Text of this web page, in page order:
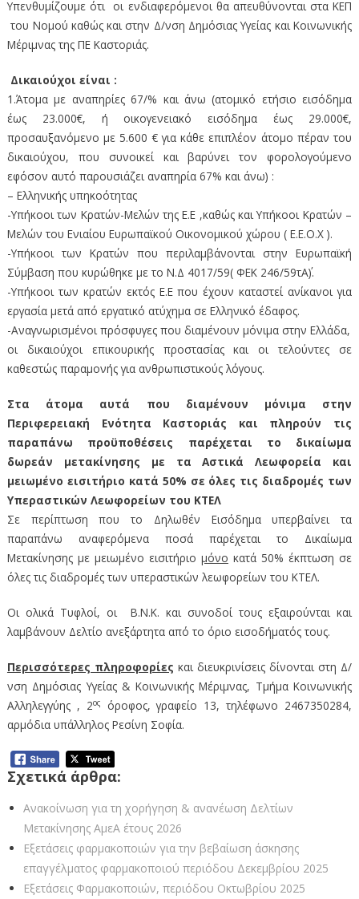
Υπενθυμίζουμε ότι οι ενδιαφερόμενοι θα απευθύνονται στα ΚΕΠ
του Νομού καθώς και στην Δ/νση Δημόσιας Υγείας και Κοινωνικής
Μέριμνας της ΠΕ Καστοριάς.
Δικαιούχοι είναι :
1.Άτομα με αναπηρίες 67/% και άνω (ατομικό ετήσιο εισόδημα
έως 23.000€, ή οικογενειακό εισόδημα έως 29.000€,
προσαυξανόμενο με 5.600 € για κάθε επιπλέον άτομο πέραν του
δικαιούχου, που συνοικεί και βαρύνει τον φορολογούμενο
εφόσον αυτό παρουσιάζει αναπηρία 67% και άνω) :
– Ελληνικής υπηκοότητας
-Υπήκοοι των Κρατών-Μελών της Ε.Ε ,καθώς και Υπήκοοι Κρατών –
Μελών του Ενιαίου Ευρωπαϊκού Οικονομικού χώρου ( Ε.Ε.Ο.Χ ).
-Υπήκοοι των Κρατών που περιλαμβάνονται στην Ευρωπαϊκή
Σύμβαση που κυρώθηκε με το Ν.Δ 4017/59( ΦΕΚ 246/59τΑ΄).
-Υπήκοοι των κρατών εκτός Ε.Ε που έχουν καταστεί ανίκανοι για
εργασία μετά από εργατικό ατύχημα σε Ελληνικό έδαφος.
-Αναγνωρισμένοι πρόσφυγες που διαμένουν μόνιμα στην Ελλάδα,
οι δικαιούχοι επικουρικής προστασίας και οι τελούντες σε
καθεστώς παραμονής για ανθρωπιστικούς λόγους.
Στα άτομα αυτά που διαμένουν μόνιμα στην
Περιφερειακή Ενότητα Καστοριάς και πληρούν τις
παραπάνω προϋποθέσεις παρέχεται το δικαίωμα
δωρεάν μετακίνησης με τα Αστικά Λεωφορεία και
μειωμένο εισιτήριο κατά 50% σε όλες τις διαδρομές των
Υπεραστικών Λεωφορείων του ΚΤΕΛ
Σε περίπτωση που το Δηλωθέν Εισόδημα υπερβαίνει τα
παραπάνω αναφερόμενα ποσά παρέχεται το Δικαίωμα
Μετακίνησης με μειωμένο εισιτήριο μόνο κατά 50% έκπτωση σε
όλες τις διαδρομές των υπεραστικών λεωφορείων του ΚΤΕΛ.
Οι ολικά Τυφλοί, οι Β.Ν.Κ. και συνοδοί τους εξαιρούνται και
λαμβάνουν Δελτίο ανεξάρτητα από το όριο εισοδήματός τους.
Περισσότερες πληροφορίες και διευκρινίσεις δίνονται στη Δ/
νση Δημόσιας Υγείας & Κοινωνικής Μέριμνας, Τμήμα Κοινωνικής
Αλληλεγγύης , 2ος
όροφος, γραφείο 13, τηλέφωνο 2467350284,
αρμόδια υπάλληλος Ρεσίνη Σοφία.
Σχετικά άρθρα:
Ανακοίνωση για τη χορήγηση & ανανέωση Δελτίων
Μετακίνησης ΑμεΑ έτους 2026
Εξετάσεις φαρμακοποιών για την βεβαίωση άσκησης
επαγγέλματος φαρμακοποιού περιόδου Δεκεμβρίου 2025
Εξετάσεις Φαρμακοποιών, περιόδου Οκτωβρίου 2025